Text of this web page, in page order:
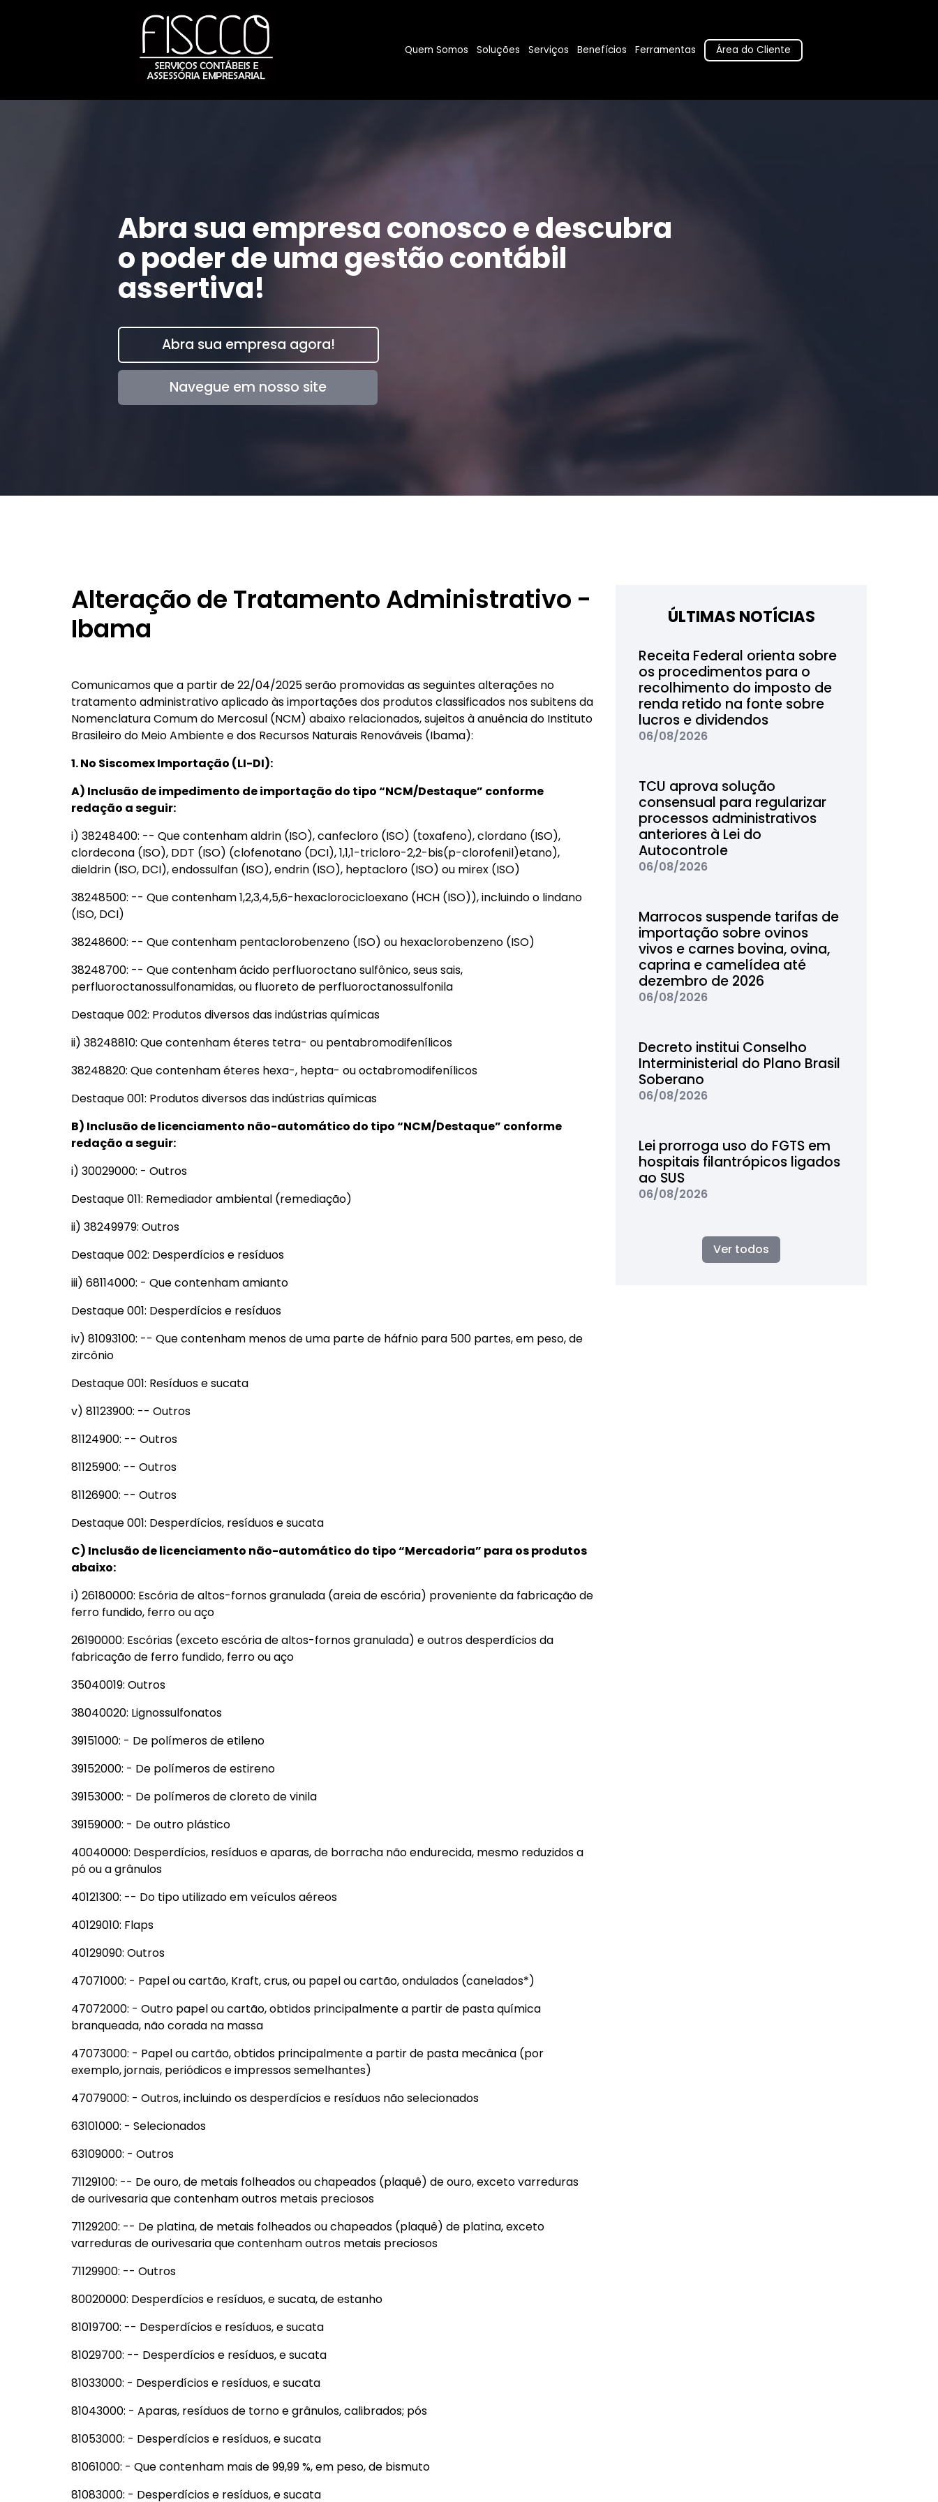
Quem Somos Soluções Serviços Benefícios Ferramentas Área do Cliente
Abra sua empresa conosco e descubra
o poder de uma gestão contábil
assertiva!
Abra sua empresa agora!
Navegue em nosso site
Alteração de Tratamento Administrativo -
Ibama
Comunicamos que a partir de 22/04/2025 serão promovidas as seguintes alterações no
tratamento administrativo aplicado às importações dos produtos classificados nos subitens da
Nomenclatura Comum do Mercosul (NCM) abaixo relacionados, sujeitos à anuência do Instituto
Brasileiro do Meio Ambiente e dos Recursos Naturais Renováveis (Ibama):
1. No Siscomex Importação (LI-DI):
A) Inclusão de impedimento de importação do tipo “NCM/Destaque” conforme
redação a seguir:
i) 38248400: -- Que contenham aldrin (ISO), canfecloro (ISO) (toxafeno), clordano (ISO),
clordecona (ISO), DDT (ISO) (clofenotano (DCI), 1,1,1-tricloro-2,2-bis(p-clorofenil)etano),
dieldrin (ISO, DCI), endossulfan (ISO), endrin (ISO), heptacloro (ISO) ou mirex (ISO)
38248500: -- Que contenham 1,2,3,4,5,6-hexaclorocicloexano (HCH (ISO)), incluindo o lindano
(ISO, DCI)
38248600: -- Que contenham pentaclorobenzeno (ISO) ou hexaclorobenzeno (ISO)
38248700: -- Que contenham ácido perfluoroctano sulfônico, seus sais,
perfluoroctanossulfonamidas, ou fluoreto de perfluoroctanossulfonila
Destaque 002: Produtos diversos das indústrias químicas
ii) 38248810: Que contenham éteres tetra- ou pentabromodifenílicos
38248820: Que contenham éteres hexa-, hepta- ou octabromodifenílicos
Destaque 001: Produtos diversos das indústrias químicas
B) Inclusão de licenciamento não-automático do tipo “NCM/Destaque” conforme
redação a seguir:
i) 30029000: - Outros
Destaque 011: Remediador ambiental (remediação)
ii) 38249979: Outros
Destaque 002: Desperdícios e resíduos
iii) 68114000: - Que contenham amianto
Destaque 001: Desperdícios e resíduos
iv) 81093100: -- Que contenham menos de uma parte de háfnio para 500 partes, em peso, de
zircônio
Destaque 001: Resíduos e sucata
v) 81123900: -- Outros
81124900: -- Outros
81125900: -- Outros
81126900: -- Outros
Destaque 001: Desperdícios, resíduos e sucata
C) Inclusão de licenciamento não-automático do tipo “Mercadoria” para os produtos
abaixo:
i) 26180000: Escória de altos-fornos granulada (areia de escória) proveniente da fabricação de
ferro fundido, ferro ou aço
26190000: Escórias (exceto escória de altos-fornos granulada) e outros desperdícios da
fabricação de ferro fundido, ferro ou aço
35040019: Outros
38040020: Lignossulfonatos
39151000: - De polímeros de etileno
39152000: - De polímeros de estireno
39153000: - De polímeros de cloreto de vinila
39159000: - De outro plástico
40040000: Desperdícios, resíduos e aparas, de borracha não endurecida, mesmo reduzidos a
pó ou a grânulos
40121300: -- Do tipo utilizado em veículos aéreos
40129010: Flaps
40129090: Outros
47071000: - Papel ou cartão, Kraft, crus, ou papel ou cartão, ondulados (canelados*)
47072000: - Outro papel ou cartão, obtidos principalmente a partir de pasta química
branqueada, não corada na massa
47073000: - Papel ou cartão, obtidos principalmente a partir de pasta mecânica (por
exemplo, jornais, periódicos e impressos semelhantes)
47079000: - Outros, incluindo os desperdícios e resíduos não selecionados
63101000: - Selecionados
63109000: - Outros
71129100: -- De ouro, de metais folheados ou chapeados (plaquê) de ouro, exceto varreduras
de ourivesaria que contenham outros metais preciosos
71129200: -- De platina, de metais folheados ou chapeados (plaquê) de platina, exceto
varreduras de ourivesaria que contenham outros metais preciosos
71129900: -- Outros
80020000: Desperdícios e resíduos, e sucata, de estanho
81019700: -- Desperdícios e resíduos, e sucata
81029700: -- Desperdícios e resíduos, e sucata
81033000: - Desperdícios e resíduos, e sucata
81043000: - Aparas, resíduos de torno e grânulos, calibrados; pós
81053000: - Desperdícios e resíduos, e sucata
81061000: - Que contenham mais de 99,99 %, em peso, de bismuto
81083000: - Desperdícios e resíduos, e sucata
ÚLTIMAS NOTÍCIAS
Receita Federal orienta sobre
os procedimentos para o
recolhimento do imposto de
renda retido na fonte sobre
lucros e dividendos
06/08/2026
TCU aprova solução
consensual para regularizar
processos administrativos
anteriores à Lei do
Autocontrole
06/08/2026
Marrocos suspende tarifas de
importação sobre ovinos
vivos e carnes bovina, ovina,
caprina e camelídea até
dezembro de 2026
06/08/2026
Decreto institui Conselho
Interministerial do Plano Brasil
Soberano
06/08/2026
Lei prorroga uso do FGTS em
hospitais filantrópicos ligados
ao SUS
06/08/2026
Ver todos